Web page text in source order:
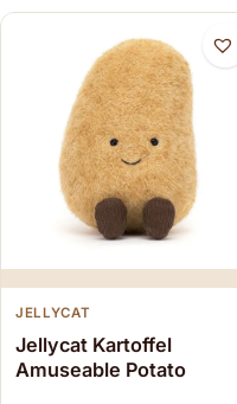
JELLYCAT
Jellycat Kartoffel
Amuseable Potato